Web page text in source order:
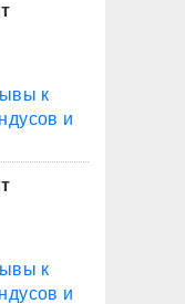
к
и
к
и